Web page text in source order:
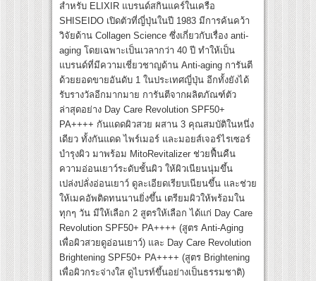
สำหรับ ELIXIR แบรนด์สกินแคร์ในเครือ
SHISEIDO เปิดตัวที่ญี่ปุ่นในปี 1983 มีการค้นคว้า
วิจัยด้าน Collagen Science ซึ่งเกี่ยวกับเรื่อง anti-
aging โดยเฉพาะเป็นเวลากว่า 40 ปี ทำให้เป็น
แบรนด์ที่มีความเชี่ยวชาญด้าน Anti-aging การันตี
ด้วยยอดขายอันดับ 1 ในประเทศญี่ปุ่น อีกทั้งยังได้
รับรางวัลอีกมากมาย การันตีจากผลิตภัณฑ์ตัว
ล่าสุดอย่าง Day Care Revolution SPF50+
PA++++ กันแดดผิวสวย ผสาน 3 คุณสมบัติในหนึ่ง
เดียว ทั้งกันแดด ไพร์เมอร์ และมอยส์เจอร์ไรเซอร์
บำรุงผิว มาพร้อม MitoRevitalizer ช่วยฟื้นคืน
ความอ่อนเยาว์ระดับชั้นผิว ให้ผิวเนียนนุ่มขึ้น
เปล่งปลั่งอ่อนเยาว์ ดูละเอียดเรียบเนียนขึ้น และช่วย
ให้เมคอัพติดทนนานยิ่งขึ้น เตรียมผิวให้พร้อมใน
ทุกๆ วัน มีให้เลือก 2 สูตรให้เลือก ได้แก่ Day Care
Revolution SPF50+ PA++++​ (สูตร Anti-Aging
เพื่อผิวสวยดูอ่อนเยาว์)​ และ Day Care Revolution
Brightening SPF50+ PA++++​ (สูตร Brightening
เพื่อผิวกระจ่างใส ดูไบรท์ขึ้นอย่างเป็นธรรมชาติ)